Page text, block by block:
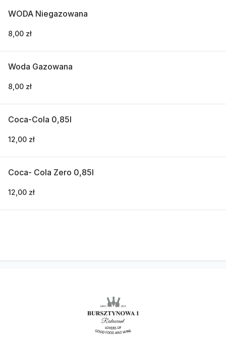
WODA Niegazowana
8,00 zł
Woda Gazowana
8,00 zł
Coca-Cola 0,85l
12,00 zł
Coca- Cola Zero 0,85l
12,00 zł